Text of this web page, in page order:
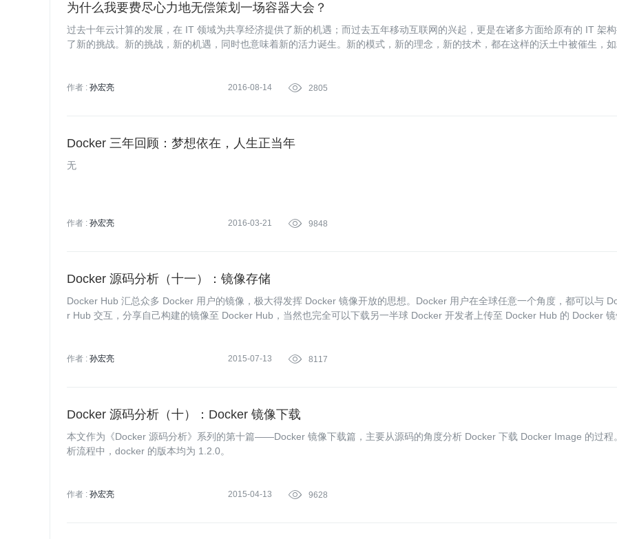
为什么我要费尽心力地无偿策划一场容器大会？
过去十年云计算的发展，在 IT 领域为共享经济提供了新的机遇；而过去五年移动互联网的兴起，更是在诸多方面给原有的 IT 架构
了新的挑战。新的挑战，新的机遇，同时也意味着新的活力诞生。新的模式，新的理念，新的技术，都在这样的沃土中被催生，如
作者 : 孙宏亮 2016-08-14  2805
Docker 三年回顾：梦想依在，人生正当年
无
作者 : 孙宏亮 2016-03-21  9848
Docker 源码分析（十一）：镜像存储
Docker Hub 汇总众多 Docker 用户的镜像，极大得发挥 Docker 镜像开放的思想。Docker 用户在全球任意一个角度，都可以与
r Hub 交互，分享自己构建的镜像至 Docker Hub，当然也完全可以下载另一半球 Docker 开发者上传至 Docker Hub 的 Docker 镜
作者 : 孙宏亮 2015-07-13  8117
Docker 源码分析（十）：Docker 镜像下载
本文作为《Docker 源码分析》系列的第十篇——Docker 镜像下载篇，主要从源码的角度分析 Docker 下载 Docker Image 的过程
析流程中，docker 的版本均为 1.2.0。
作者 : 孙宏亮 2015-04-13  9628